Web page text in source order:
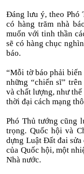
Đáng lưu ý, theo Phó
có hàng trăm nhà
muốn với tinh thần
sẽ có hàng chục
báo.
“Mỗi tờ báo phải
những “chiến sĩ”
và chất lượng, như
thời đại cách mạng
Phó Thủ tướng cũng
trọng. Quốc hội và
dựng Luật Đất đai
của Quốc hội, một
Nhà nước.